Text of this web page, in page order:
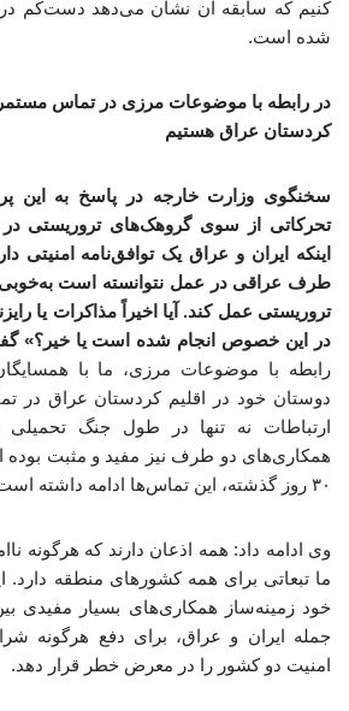
کنیم که سابقه آن نشان می‌دهد دست‌کم
شده است.
در رابطه با موضوعات مرزی در تماس مستمر
کردستان عراق هستیم
سخنگوی وزارت خارجه در پاسخ به این
تحرکاتی از سوی گروهک‌های تروریستی
اینکه ایران و عراق یک توافق‌نامه امنیتی
طرف عراقی در عمل نتوانسته است
تروریستی عمل کند. آیا اخیراً مذاکرات یا
در این خصوص انجام شده است یا خیر؟»
رابطه با موضوعات مرزی، ما با
دوستان‌ خود در اقلیم کردستان عراق در
ارتباطات نه تنها در طول جنگ تحمیلی
۳۰ روز گذشته، این تماس‌ها ادامه داشته است.
وی ادامه داد: همه اذعان دارند که هرگونه
ما تبعاتی برای همه کشورهای منطقه دارد.
خود زمینه‌ساز همکاری‌های بسیار مفیدی
جمله ایران و عراق، برای دفع هرگونه
امنیت دو کشور را در معرض خطر قرار دهد.